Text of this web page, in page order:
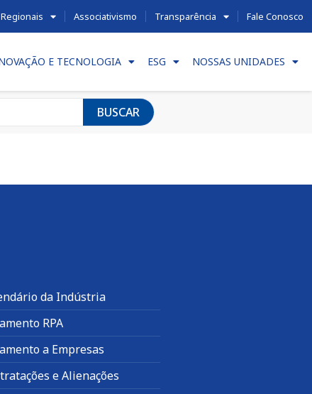
Regionais Associativismo Transparência Fale Conosco
E TECNOLOGIA ESG NOSSAS UNIDADES
BUSCAR
da Indústria
RPA
a Empresas
e Alienações